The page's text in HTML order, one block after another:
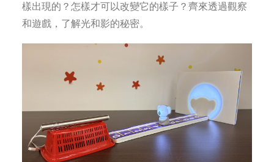
樣出現的？怎樣才可以改變它的樣子？齊來透過觀察
和遊戲，了解光和影的秘密。